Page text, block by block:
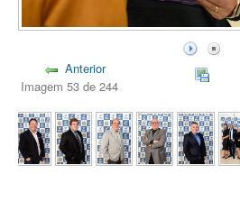
Anterior
Imagem 53 de 244